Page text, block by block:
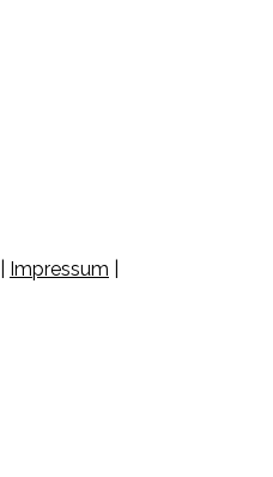
Impressum